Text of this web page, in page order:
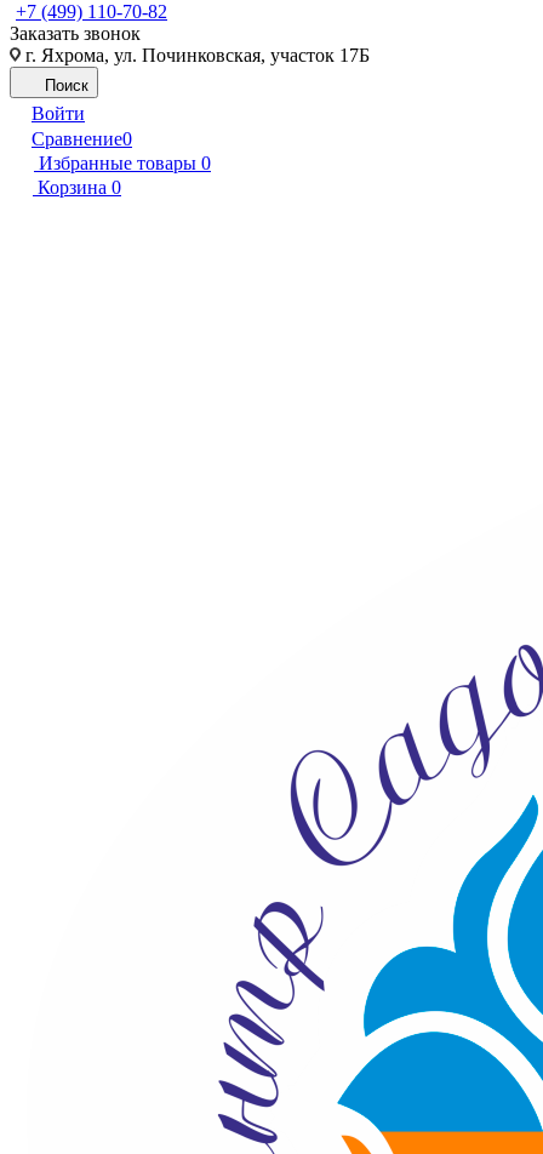
+7 (499) 110-70-82
Заказать звонок
г. Яхрома, ул. Починковская, участок 17Б
Поиск
Войти
Сравнение0
Избранные товары 0
Корзина 0